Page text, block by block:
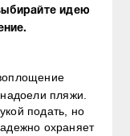
идею
пляжи.
подать, но
охраняет